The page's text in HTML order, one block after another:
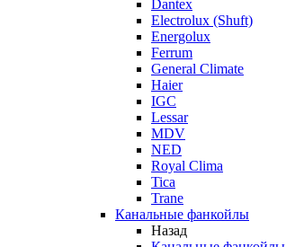
Dantex
Electrolux (Shuft)
Energolux
Ferrum
General Climate
Haier
IGC
Lessar
MDV
NED
Royal Clima
Tica
Trane
Канальные фанкойлы
Назад